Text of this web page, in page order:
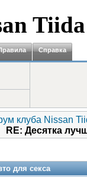
Tiida
Справка
клуба Nissan
RE: Десятка
для секса